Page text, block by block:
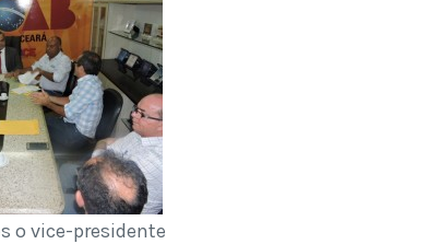
o vice-presidente